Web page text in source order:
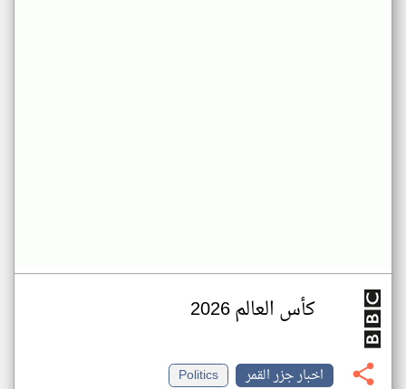
كأس العالم 2026
اخبار جزر القمر
Politics